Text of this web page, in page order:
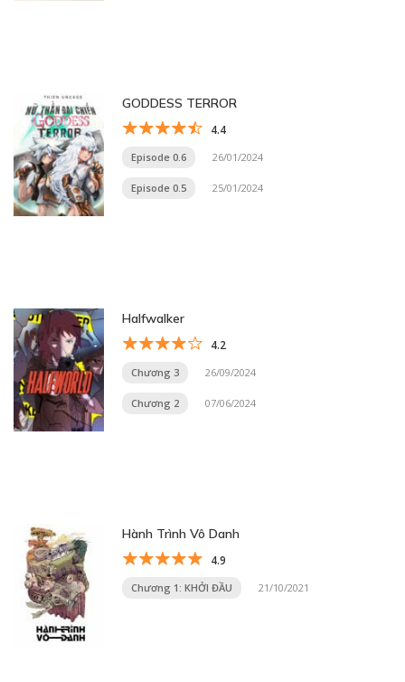
GODDESS TERROR
4.4
Episode 0.6 26/01/2024
Episode 0.5 25/01/2024
Halfwalker
4.2
Chương 3 26/09/2024
Chương 2 07/06/2024
Hành Trình Vô Danh
4.9
Chương 1: KHỞI ĐẦU 21/10/2021